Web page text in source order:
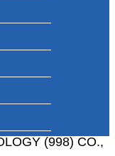
(998) CO.,